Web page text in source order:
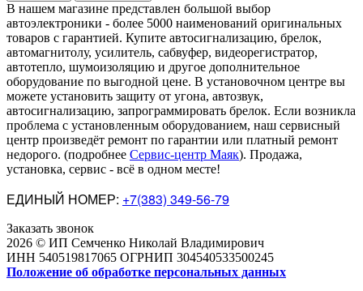
В нашем магазине представлен большой выбор
автоэлектроники - более 5000 наименований оригинальных
товаров с гарантией. Купите автосигнализацию, брелок,
автомагнитолу, усилитель, сабвуфер, видеорегистратор,
автотепло, шумоизоляцию и другое дополнительное
оборудование по выгодной цене. В установочном центре вы
можете установить защиту от угона, автозвук,
автосигнализацию, запрограммировать брелок. Если возникла
проблема с установленным оборудованием, наш сервисный
центр произведёт ремонт по гарантии или платный ремонт
недорого. (подробнее Сервис-центр Маяк). Продажа,
установка, сервис - всё в одном месте!
ЕДИНЫЙ НОМЕР: +7(383) 349-56-79
Заказать звонок
2026 © ИП Семченко Николай Владимирович
ИНН 540519817065 ОГРНИП 304540533500245
Положение об обработке персональных данных